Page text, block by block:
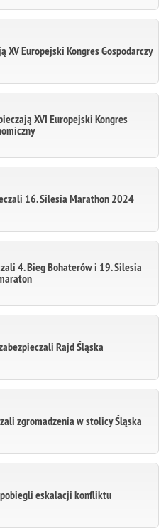
Europejski Kongres Gospodarczy
XVI Europejski Kongres
16. Silesia Marathon 2024
4. Bieg Bohaterów i 19. Silesia
Rajd Śląska
zgromadzenia w stolicy Śląska
eskalacji konfliktu